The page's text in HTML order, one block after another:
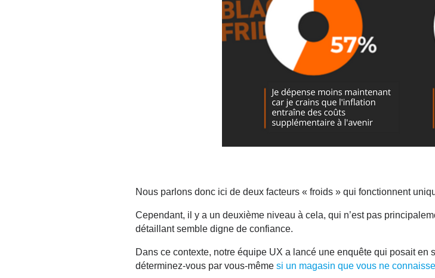
Nous parlons donc ici de deux facteurs « froids » qui fonctionnent
Cependant, il y a un deuxième niveau à cela, qui n’est pas
détaillant semble digne de confiance.
Dans ce contexte, notre équipe UX a lancé une enquête qui posait en
déterminez-vous par vous-même si un magasin que vous ne